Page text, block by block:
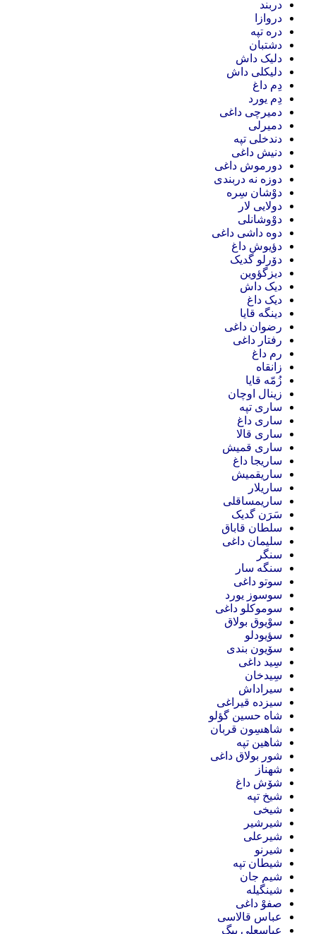
دربند
دروازا
دره تپه
دشتبان
دلیک داش
دلیکلی داش
دِم داغ
دِم یورد
دمیرچی داغی
دمیرلی
دندخلی تپه
دنیش داغی
دورموش داغی
دوزه نه دربندی
دوْشان سِره
دولایی لار
دوْوشانلی
دوه داشی داغی
دؤیوش داغ
دۆرلو گدیک
دیزگؤوین
دیک داش
دیک داغ
دینگه قایا
رضوان داغی
رفتار داغی
رم داغ
زانقاه
زُمّه قایا
زینال اوچان
ساری تپه
ساری داغ
ساری قالا
ساری قمیش
ساریجا داغ
ساریقمیش
ساریلار
ساریمساقلی
سَرَن گدیک
سلطان قاباق
سلیمان داغی
سنگر
سنگه سار
سوتو داغی
سوسوز یورد
سوموکلو داغی
سوْیوق بولاق
سؤیودلو
سۆیون بندی
سِید داغی
سِیدخان
سیراداش
سیزده قیراغی
شاه حسین گؤلو
شاهسِون قربان
شاهین تپه
شور بولاق داغی
شهناز
شۆش داغ
شیخ تپه
شیخی
شیرشیر
شیرعلی
شیرنو
شیطان تپه
شیم جان
شینگیله
صفوْ داغی
عباس قالاسی
عباسعلی بیگ